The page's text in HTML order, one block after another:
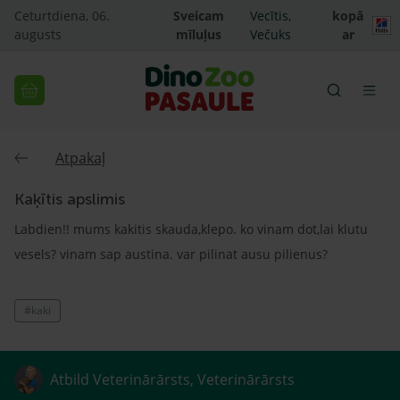
Ceturtdiena, 06.
augusts
Sveicam
mīluļus
Vecītis,
Večuks
kopā
ar
Atpakaļ
Kaķītis apslimis
Labdien!! mums kakitis skauda,klepo. ko vinam dot,lai klutu
vesels? vinam sap austina. var pilinat ausu pilienus?
#kaki
Atbild Veterinārārsts, Veterinārārsts